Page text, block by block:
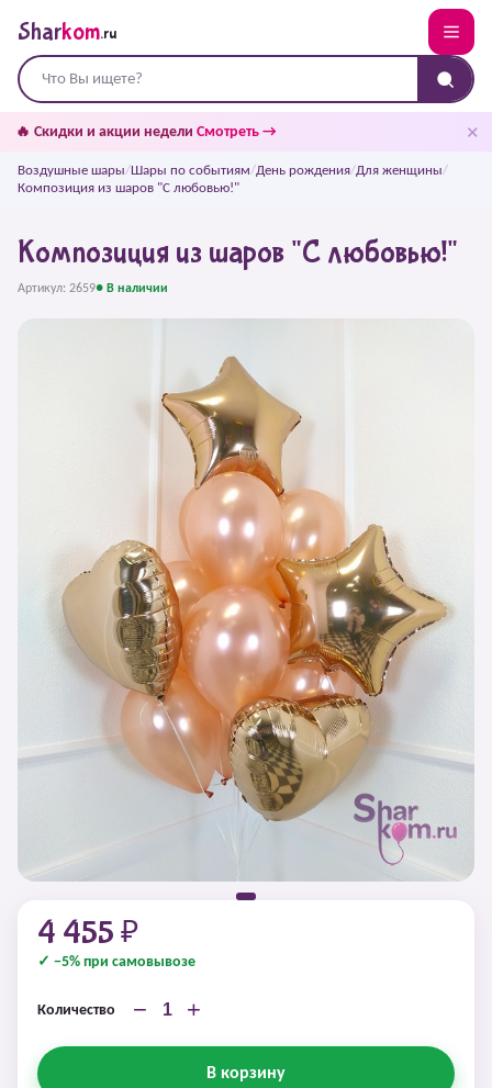
Sharkom.ru
🔥 Скидки и акции недели Смотреть → ✕
Воздушные шары/Шары по событиям/День рождения/Для женщины/
Композиция из шаров "С любовью!"
Композиция из шаров "С любовью!"
Артикул: 2659● В наличии
4 455 ₽
✓ −5% при самовывозе
Количество − +
В корзину